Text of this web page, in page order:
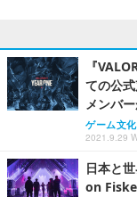
『
ての公
メンバ
ゲーム文化
2021.9.29
日本と
on